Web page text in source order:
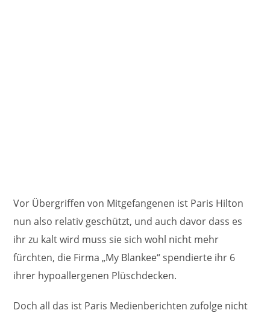
Vor Übergriffen von Mitgefangenen ist Paris Hilton
nun also relativ geschützt, und auch davor dass es
ihr zu kalt wird muss sie sich wohl nicht mehr
fürchten, die Firma „My Blankee“ spendierte ihr 6
ihrer hypoallergenen Plüschdecken.
Doch all das ist Paris Medienberichten zufolge nicht